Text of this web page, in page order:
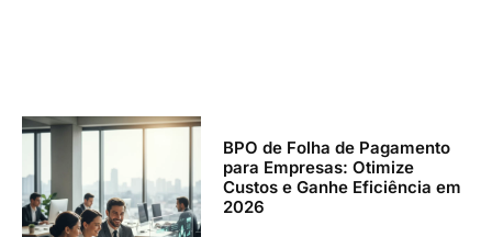
BPO de Folha de Pagamento
para Empresas: Otimize
Custos e Ganhe Eficiência em
2026